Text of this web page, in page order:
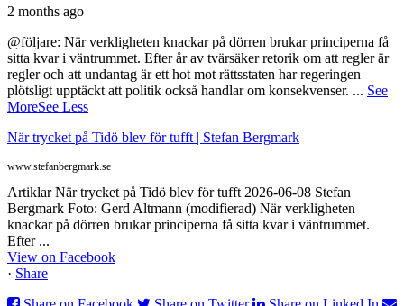
2 months ago
@följare: När verkligheten knackar på dörren brukar principerna få
sitta kvar i väntrummet. Efter år av tvärsäker retorik om att regler är
regler och att undantag är ett hot mot rättsstaten har regeringen
plötsligt upptäckt att politik också handlar om konsekvenser. ... See
MoreSee Less
När trycket på Tidö blev för tufft | Stefan Bergmark
www.stefanbergmark.se
Artiklar När trycket på Tidö blev för tufft 2026-06-08 Stefan
Bergmark Foto: Gerd Altmann (modifierad) När verkligheten
knackar på dörren brukar principerna få sitta kvar i väntrummet.
Efter ...
View on Facebook
· Share